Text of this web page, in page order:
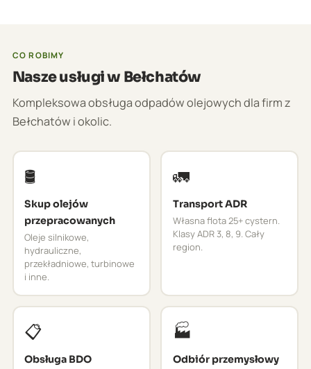
CO ROBIMY
Nasze usługi w Bełchatów
Kompleksowa obsługa odpadów olejowych dla firm z
Bełchatów i okolic.
🛢️
Skup olejów
przepracowanych
Oleje silnikowe,
hydrauliczne,
przekładniowe, turbinowe
i inne.
🚛
Transport ADR
Własna flota 25+ cystern.
Klasy ADR 3, 8, 9. Cały
region.
📋
Obsługa BDO
🏭
Odbiór przemysłowy